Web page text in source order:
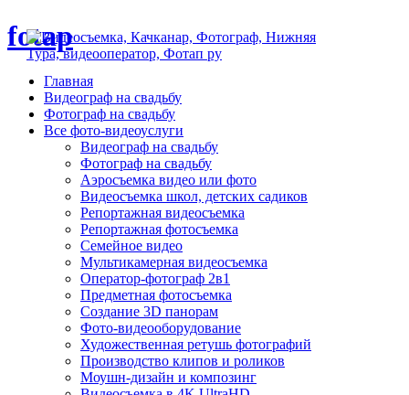
fotap
Главная
Видеограф на свадьбу
Фотограф на свадьбу
Все фото-видеоуслуги
Видеограф на свадьбу
Фотограф на свадьбу
Аэросъемка видео или фото
Видеосъемка школ, детских садиков
Репортажная видеосъемка
Репортажная фотосъемка
Семейное видео
Мультикамерная видеосъемка
Оператор-фотограф 2в1
Предметная фотосъемка
Создание 3D панорам
Фото-видеооборудование
Художественная ретушь фотографий
Производство клипов и роликов
Моушн-дизайн и композинг